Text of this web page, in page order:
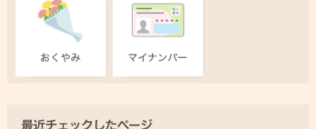
最近チェックしたページ